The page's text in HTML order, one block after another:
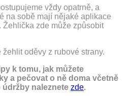
vždy opatrně, a
na sobě mají nějaké aplikace
zde může způsobit
oděvy z rubové strany.
k tomu, jak můžete
a pečovat o ně doma včetně
naleznete zde.